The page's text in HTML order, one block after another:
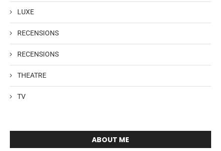
LUXE
RECENSIONS
RECENSIONS
THEATRE
TV
ABOUT ME